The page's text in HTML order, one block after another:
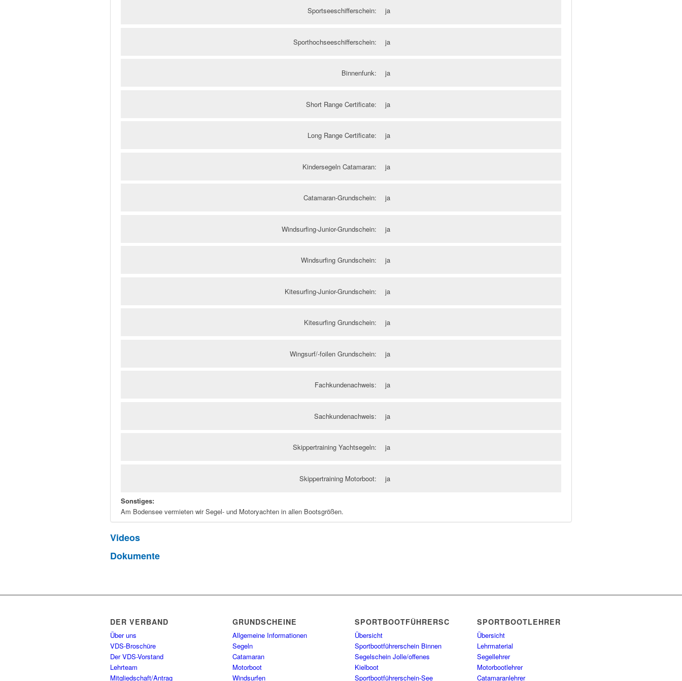
Sportseeschifferschein: ja
Sporthochseeschifferschein: ja
Binnenfunk: ja
Short Range Certificate: ja
Long Range Certificate: ja
Kindersegeln Catamaran: ja
Catamaran-Grundschein: ja
Windsurfing-Junior-Grundschein: ja
Windsurfing Grundschein: ja
Kitesurfing-Junior-Grundschein: ja
Kitesurfing Grundschein: ja
Wingsurf/-foilen Grundschein: ja
Fachkundenachweis: ja
Sachkundenachweis: ja
Skippertraining Yachtsegeln: ja
Skippertraining Motorboot: ja
Sonstiges:
Am Bodensee vermieten wir Segel- und Motoryachten in allen Bootsgrößen.
Videos
Dokumente
DER VERBAND
Über uns
VDS-Broschüre
Der VDS-Vorstand
Lehrteam
Mitgliedschaft/Antrag
GRUNDSCHEINE
Allgemeine Informationen
Segeln
Catamaran
Motorboot
Windsurfen
SPORTBOOTFÜHRERSCHEINE
Übersicht
Sportbootführerschein Binnen
Segelschein Jolle/offenes
Kielboot
Sportbootführerschein-See
SPORTBOOTLEHRER
Übersicht
Lehrmaterial
Segellehrer
Motorbootlehrer
Catamaranlehrer